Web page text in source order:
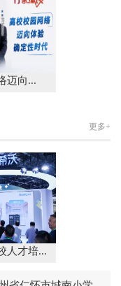
迈向...
更多+
人才培...